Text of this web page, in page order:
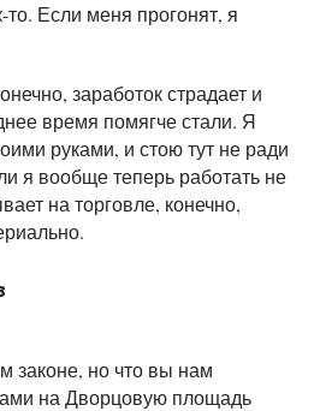
то. Если меня прогонят, я
заработок страдает и
время помягче стали. Я
руками, и стою тут не ради
я вообще теперь работать не
на торговле, конечно,
но что вы нам
на Дворцовую площадь